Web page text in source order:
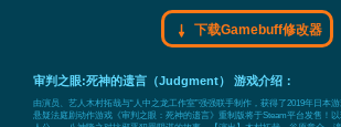
下载Gamebuff修改器
审判之眼:死神的遗言（Judgment） 游戏介绍：
由演员、艺人木村拓哉与“人中之龙工作室”强强联手制作，获得了2019年日本
悬疑法庭剧动作游戏《审判之眼：死神的遗言》重制版将于Steam平台发售！